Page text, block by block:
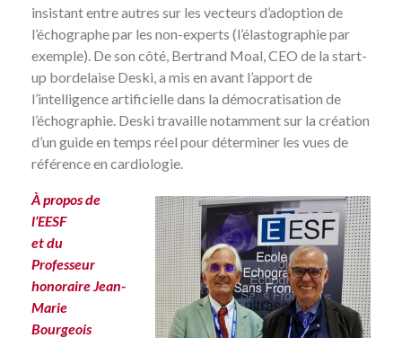
insistant entre autres sur les vecteurs d’adoption de
l’échographe par les non-experts (l’élastographie par
exemple). De son côté, Bertrand Moal, CEO de la start-
up bordelaise Deski , a mis en avant l’apport de
l’intelligence artificielle dans la démocratisation de
l’échographie. Deski travaille notamment sur la création
d’un guide en temps réel pour déterminer les vues de
référence en cardiologie.
À propos de
l’EESF
et du
Professeur
honoraire Jean-
Marie
Bourgeois